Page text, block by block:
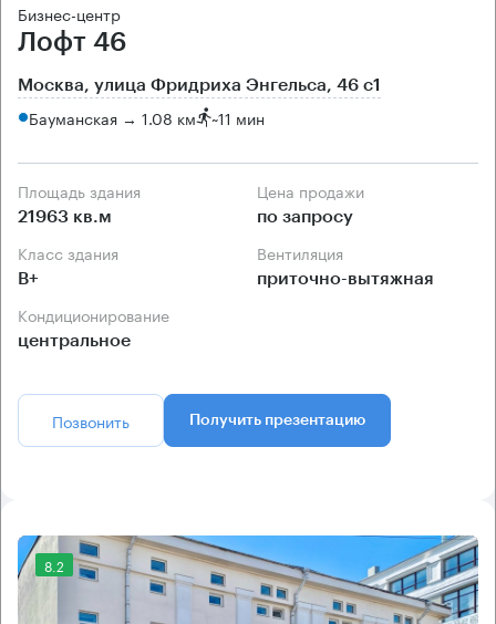
Бизнес-центр
Лофт 46
Москва, улица Фридриха Энгельса, 46 с1
Бауманская → 1.08 км ~11 мин
Площадь здания
21963 кв.м
Цена продажи
по запросу
Класс здания
B+
Вентиляция
приточно-вытяжная
Кондиционирование
центральное
Позвонить Получить презентацию
8.2